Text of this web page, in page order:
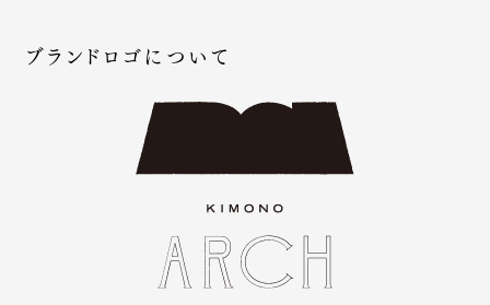
ブランドロゴについて